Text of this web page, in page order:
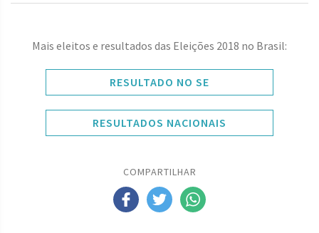
Mais eleitos e resultados das Eleições 2018 no Brasil:
RESULTADO NO SE
RESULTADOS NACIONAIS
COMPARTILHAR